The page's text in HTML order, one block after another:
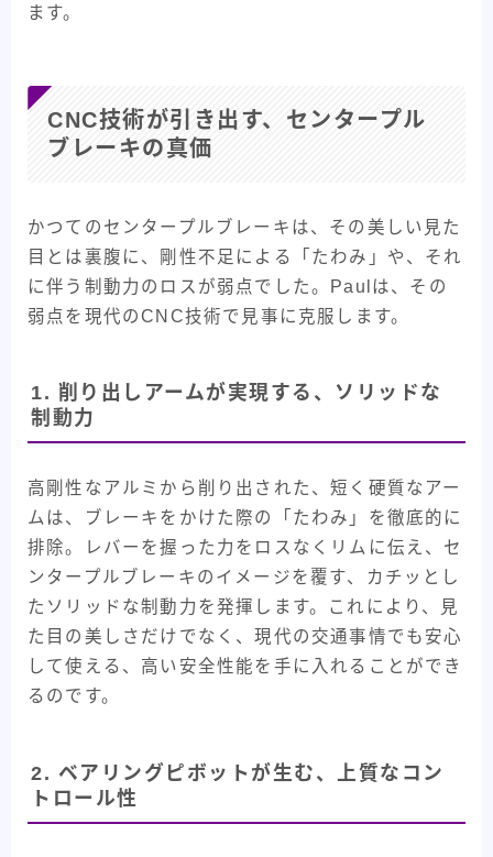
ます。
CNC技術が引き出す、センタープル
ブレーキの真価
かつてのセンタープルブレーキは、その美しい見た
目とは裏腹に、剛性不足による「たわみ」や、それ
に伴う制動力のロスが弱点でした。Paulは、その
弱点を現代のCNC技術で見事に克服します。
1. 削り出しアームが実現する、ソリッドな
制動力
高剛性なアルミから削り出された、短く硬質なアー
ムは、ブレーキをかけた際の「たわみ」を徹底的に
排除。レバーを握った力をロスなくリムに伝え、セ
ンタープルブレーキのイメージを覆す、カチッとし
たソリッドな制動力を発揮します。これにより、見
た目の美しさだけでなく、現代の交通事情でも安心
して使える、高い安全性能を手に入れることができ
るのです。
2. ベアリングピボットが生む、上質なコン
トロール性